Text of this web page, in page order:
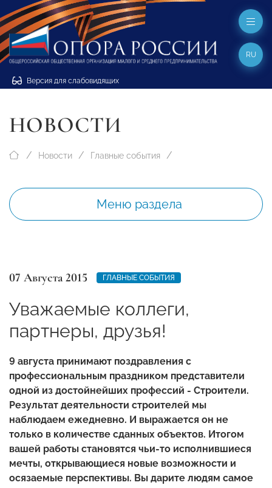
Версия для слабовидящих
RU
НОВОСТИ
Новости Главные события
Меню раздела
07 Августа 2015 ГЛАВНЫЕ СОБЫТИЯ
Уважаемые коллеги,
партнеры, друзья!
9 августа принимают поздравления с
профессиональным праздником представители
одной из достойнейших профессий - Строители.
Результат деятельности строителей мы
наблюдаем ежедневно. И выражается он не
только в количестве сданных объектов. Итогом
вашей работы становятся чьи-то исполнившиеся
мечты, открывающиеся новые возможности и
осязаемые перспективы. Вы дарите людям самое